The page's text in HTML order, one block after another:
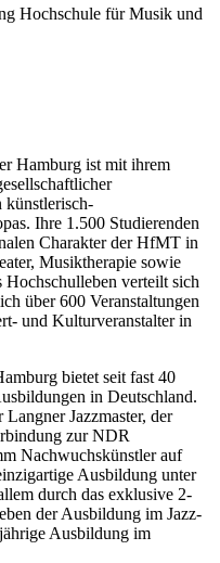
Hochschule für Musik und
Hamburg ist mit ihrem
künstlerisch-
Ihre 1.500 Studierenden
Charakter der HfMT in
Musiktherapie sowie
verteilt sich
über 600 Veranstaltungen
und Kulturveranstalter in
bietet seit fast 40
in Deutschland.
Jazzmaster, der
zur NDR
Nachwuchskünstler auf
Ausbildung unter
durch das exklusive 2-
der Ausbildung im Jazz-
Ausbildung im